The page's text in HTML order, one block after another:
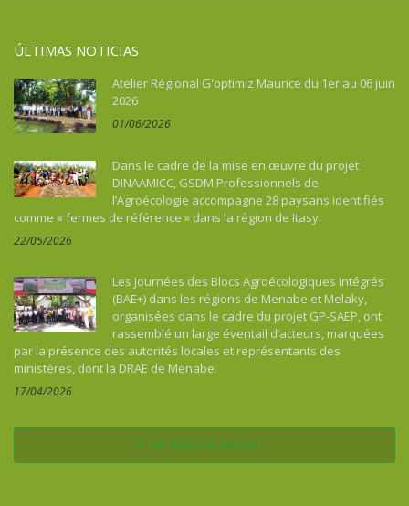
ÚLTIMAS NOTICIAS
Atelier Régional G'optimiz Maurice du 1er au 06 juin
2026
01/06/2026
Dans le cadre de la mise en œuvre du projet
DINAAMICC, GSDM Professionnels de
l’Agroécologie accompagne 28 paysans identifiés
comme « fermes de référence » dans la région de Itasy.
22/05/2026
Les Journées des Blocs Agroécologiques Intégrés
(BAE+) dans les régions de Menabe et Melaky,
organisées dans le cadre du projet GP-SAEP, ont
rassemblé un large éventail d’acteurs, marquées
par la présence des autorités locales et représentants des
ministères, dont la DRAE de Menabe.
17/04/2026
Ver todas las noticias